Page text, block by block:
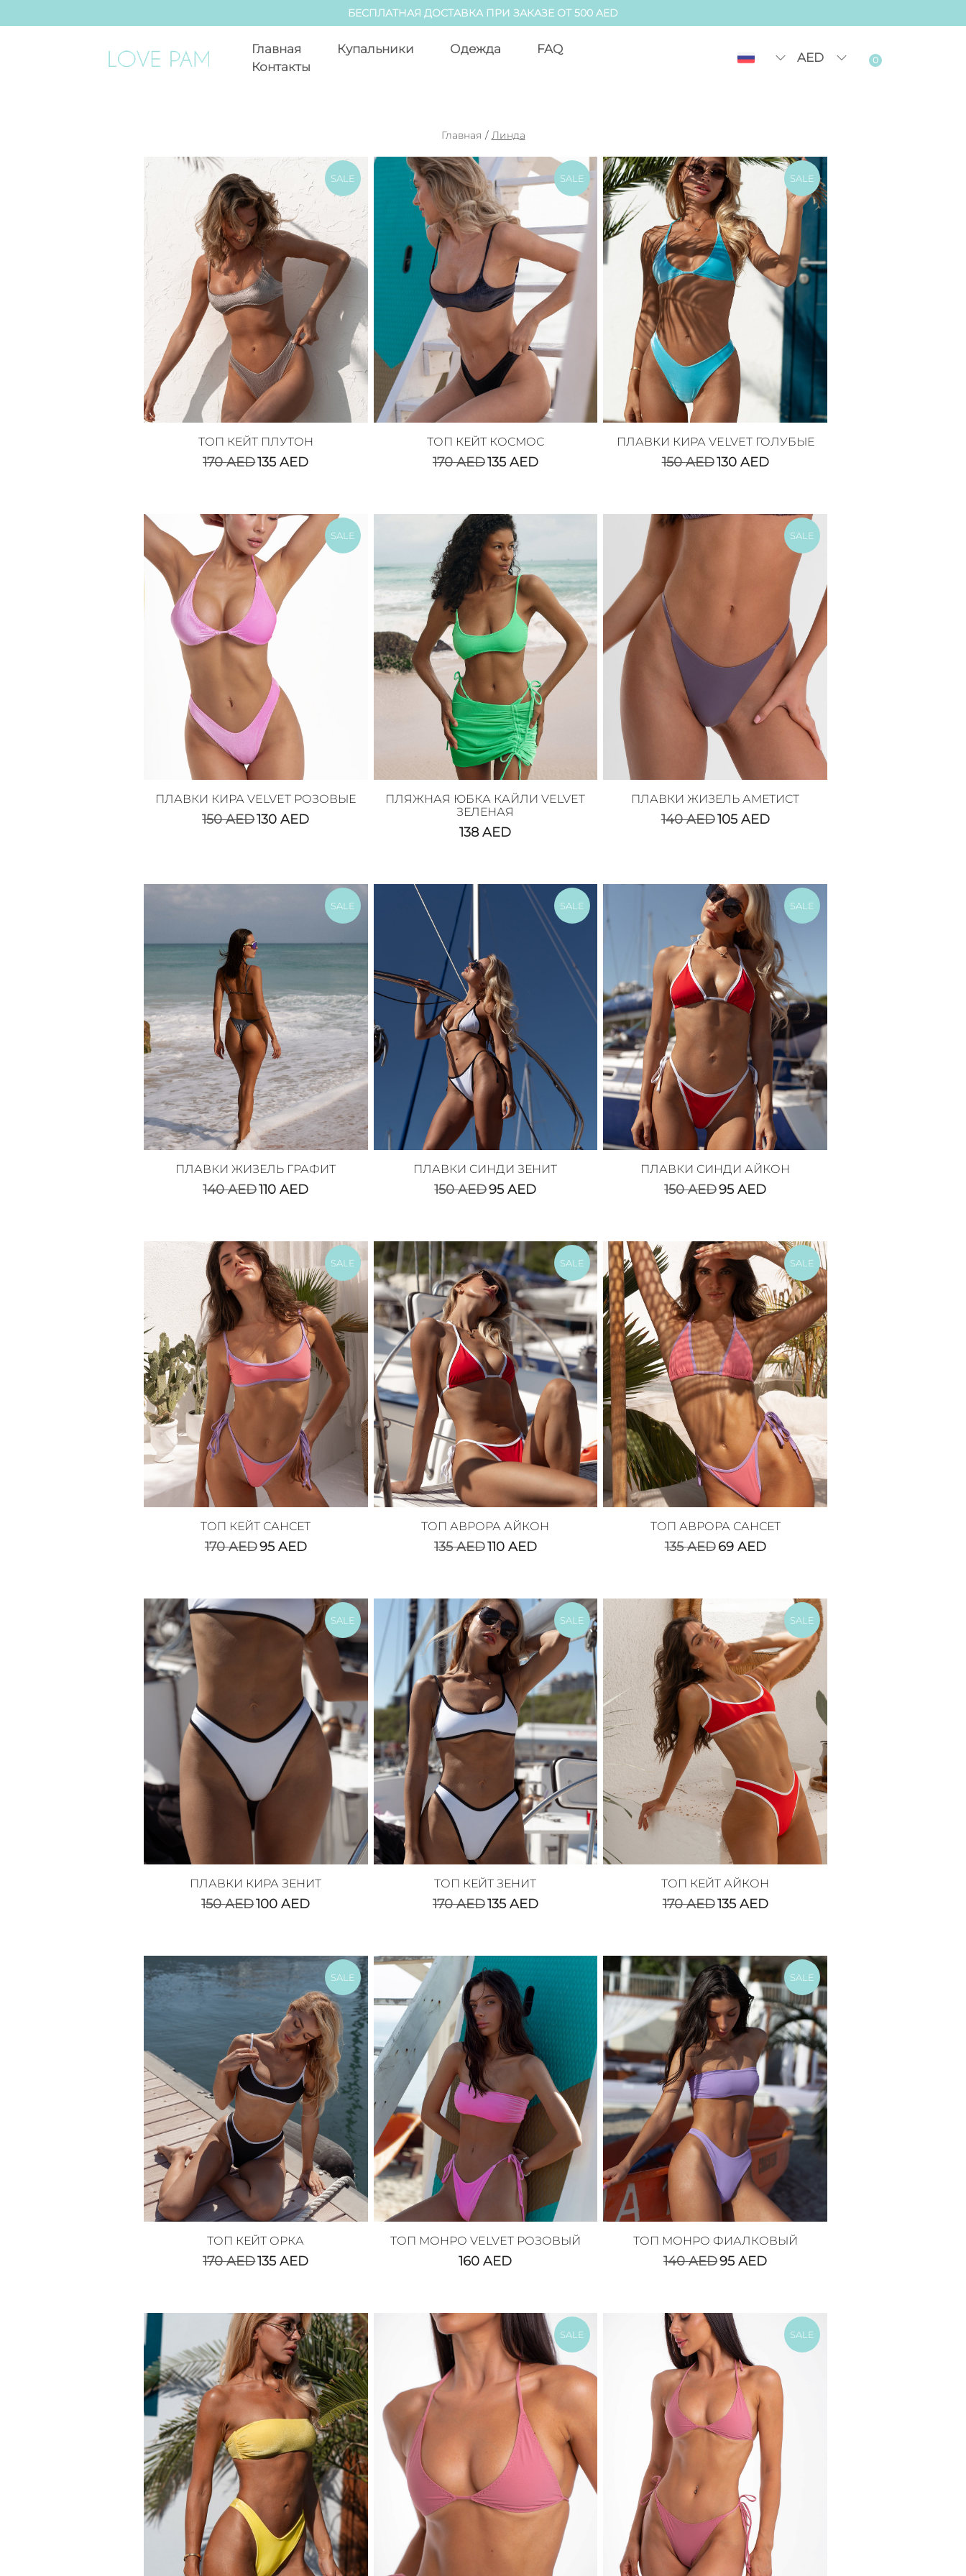
БЕСПЛАТНАЯ ДОСТАВКА ПРИ ЗАКАЗЕ ОТ 500 AED
Главная Купальники Одежда
FAQ
Контакты
AED 0
Главная / Линда
SALE
ТОП КЕЙТ ПЛУТОН
170AED135AED
SALE
ТОП КЕЙТ КОСМОС
170AED135 AED
SALE
ПЛАВКИ КИРА VELVET ГОЛУБЫЕ
150AED130 AED
SALE
ПЛАВКИ КИРА VELVET РОЗОВЫЕ
150AED130AED
ПЛЯЖНАЯ ЮБКА КАЙЛИ VELVET
ЗЕЛЕНАЯ
138AED
SALE
ПЛАВКИ ЖИЗЕЛЬ АМЕТИСТ
140AED105 AED
SALE
ПЛАВКИ ЖИЗЕЛЬ ГРАФИТ
140AED110AED
SALE
ПЛАВКИ СИНДИ ЗЕНИТ
150AED95AED
SALE
ПЛАВКИ СИНДИ АЙКОН
150AED95AED
SALE
ТОП КЕЙТ САНСЕТ
170AED95 AED
SALE
ТОП АВРОРА АЙКОН
135AED110 AED
SALE
ТОП АВРОРА САНСЕТ
135AED69 AED
SALE
ПЛАВКИ КИРА ЗЕНИТ
150AED100AED
SALE
ТОП КЕЙТ ЗЕНИТ
170AED135 AED
SALE
ТОП КЕЙТ АЙКОН
170AED135 AED
SALE
ТОП КЕЙТ ОРКА
170AED135AED
ТОП МОНРО VELVET РОЗОВЫЙ
160AED
SALE
ТОП МОНРО ФИАЛКОВЫЙ
140AED95AED
SALE SALE